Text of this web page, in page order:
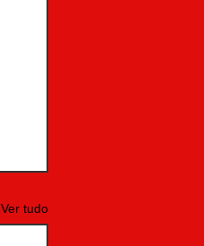
Ver tudo